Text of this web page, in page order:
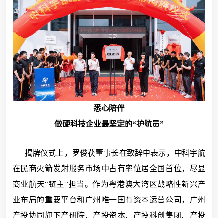
悉心陪伴
做硬科技企业最坚定的“护航员”
揭牌仪式上，罗俊茯董事长在致辞中表示，中科宇航
在民商火箭发射服务市场中占有率位居全国首位，尽显
商业航天“链主”担当。作为粤港澳大湾区战略性新兴产
业布局的重要平台和广州唯一国有资本运营公司，广州
产投协同旗下产研院、产投资本、产投科创集团、产投